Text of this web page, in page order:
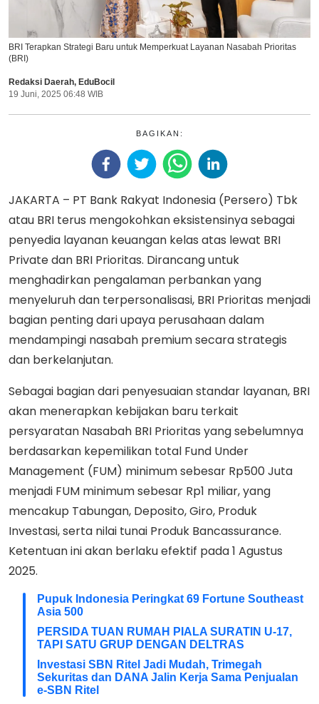
BRI Terapkan Strategi Baru untuk Memperkuat Layanan Nasabah Prioritas
(BRI)
Redaksi Daerah, EduBocil
19 Juni, 2025 06:48 WIB
BAGIKAN:
JAKARTA – PT Bank Rakyat Indonesia (Persero) Tbk
atau BRI terus mengokohkan eksistensinya sebagai
penyedia layanan keuangan kelas atas lewat BRI
Private dan BRI Prioritas. Dirancang untuk
menghadirkan pengalaman perbankan yang
menyeluruh dan terpersonalisasi, BRI Prioritas menjadi
bagian penting dari upaya perusahaan dalam
mendampingi nasabah premium secara strategis
dan berkelanjutan.
Sebagai bagian dari penyesuaian standar layanan, BRI
akan menerapkan kebijakan baru terkait
persyaratan Nasabah BRI Prioritas yang sebelumnya
berdasarkan kepemilikan total Fund Under
Management (FUM) minimum sebesar Rp500 Juta
menjadi FUM minimum sebesar Rp1 miliar, yang
mencakup Tabungan, Deposito, Giro, Produk
Investasi, serta nilai tunai Produk Bancassurance.
Ketentuan ini akan berlaku efektif pada 1 Agustus
2025.
Pupuk Indonesia Peringkat 69 Fortune Southeast
Asia 500
PERSIDA TUAN RUMAH PIALA SURATIN U-17,
TAPI SATU GRUP DENGAN DELTRAS
Investasi SBN Ritel Jadi Mudah, Trimegah
Sekuritas dan DANA Jalin Kerja Sama Penjualan
e-SBN Ritel